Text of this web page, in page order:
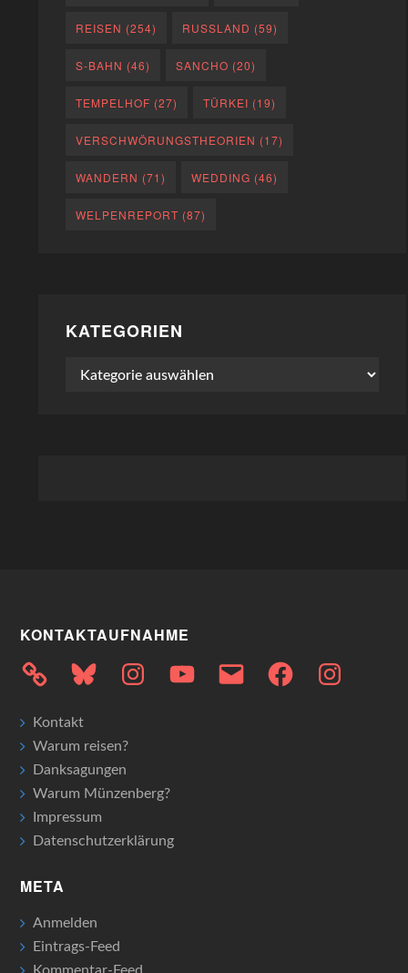
REISEN (254) RUSSLAND (59)
S-BAHN (46) SANCHO (20)
TEMPELHOF (27) TÜRKEI (19)
VERSCHWÖRUNGSTHEORIEN (17)
WANDERN (71) WEDDING (46)
WELPENREPORT (87)
KATEGORIEN
Kategorien
KONTAKTAUFNAHME
Bluesky InstagramYouTubeE-
Mail
FacebookInstagram
Kontakt
Warum reisen?
Danksagungen
Warum Münzenberg?
Impressum
Datenschutzerklärung
META
Anmelden
Eintrags-Feed